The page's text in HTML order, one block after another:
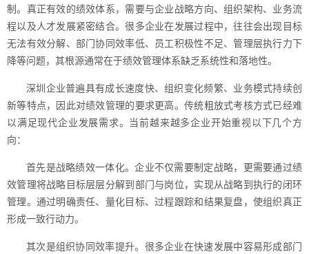
制。真正有效的绩效体系，需要与企业战略方向、组织架构、业务流
程以及人才发展紧密结合。很多企业在发展过程中，往往会出现目标
无法有效分解、部门协同效率低、员工积极性不足、管理层执行力下
降等问题，其根源通常在于绩效管理体系缺乏系统性和落地性。
深圳企业普遍具有成长速度快、组织变化频繁、业务模式持续创
新等特点，因此对绩效管理的要求更高。传统粗放式考核方式已经难
以满足现代企业发展需求。当前越来越多企业开始重视以下几个方
向：
首先是战略绩效一体化。企业不仅需要制定战略，更需要通过绩
效管理将战略目标层层分解到部门与岗位，实现从战略到执行的闭环
管理。通过明确责任、量化目标、过程跟踪和结果复盘，使组织真正
形成一致行动力。
其次是组织协同效率提升。很多企业在快速发展中容易形成部门